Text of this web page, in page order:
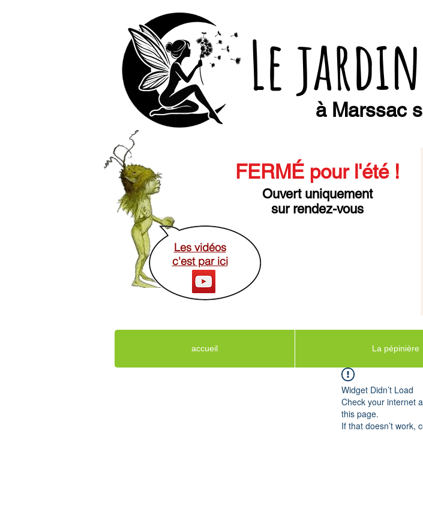
Le
à Marssac
FERMÉ pour l'été!
Ouvert uniquement
sur rendez-vous
Les vidéos
c'est par ici
accueil La pépinière
Widget Didn’t Load
Check your internet
this page.
If that doesn’t work,